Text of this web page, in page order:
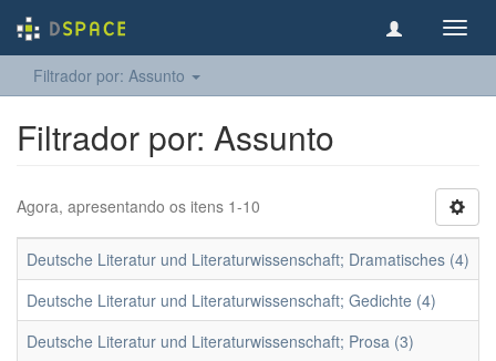
Filtrador por: Assunto
Filtrador por: Assunto
Agora, apresentando os itens 1-10
Deutsche Literatur und Literaturwissenschaft; Dramatisches (4)
Deutsche Literatur und Literaturwissenschaft; Gedichte (4)
Deutsche Literatur und Literaturwissenschaft; Prosa (3)